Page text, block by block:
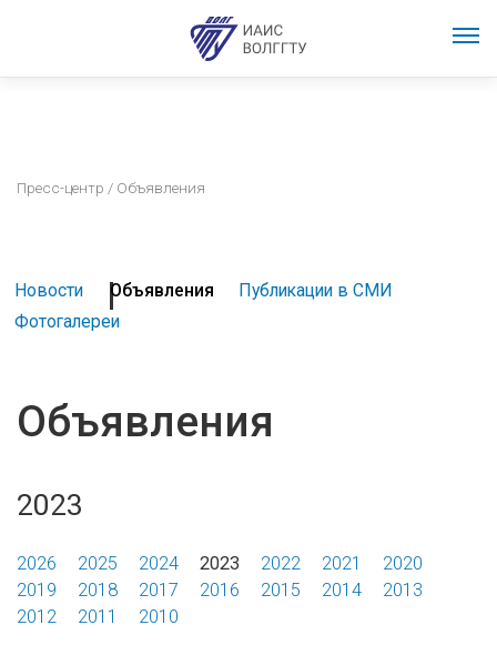
Пресс-центр / Объявления
Новости Объявления
Публикации в СМИ
Фотогалереи
Объявления
2023
2026 2025 2024 2023 2022 2021
2020
2019
2018 2017 2016 2015 2014
2013
2012
2011 2010